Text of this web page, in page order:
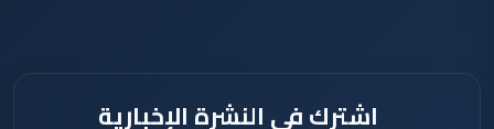
اشترك في النشرة الإخبارية